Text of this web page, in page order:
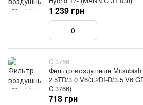
1 239 грн
C 3766
Фильтр воздушный
2.5TD/3.0 V6/3.2DI-D/3.5 V6
C 3766)
718 грн